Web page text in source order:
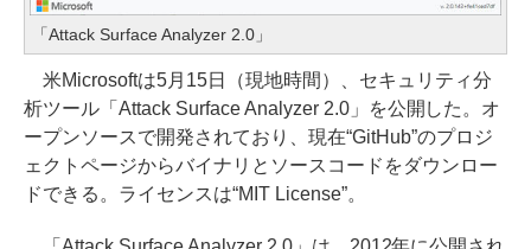
「Attack Surface Analyzer 2.0」
米Microsoftは5月15日（現地時間）、セキュリティ分
析ツール「Attack Surface Analyzer 2.0」を公開した。オ
ープンソースで開発されており、現在“GitHub”のプロジ
ェクトページからバイナリとソースコードをダウンロー
ドできる。ライセンスは“MIT License”。